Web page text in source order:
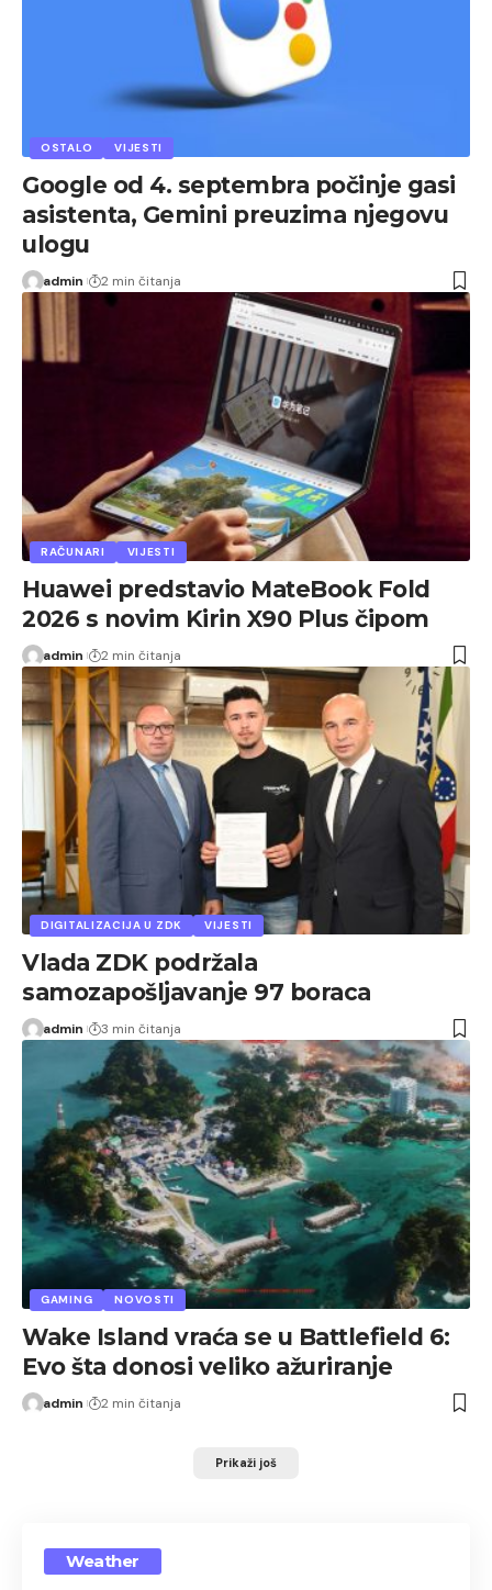
OSTALO VIJESTI
Google od 4. septembra počinje gasi
asistenta, Gemini preuzima njegovu
ulogu
admin 2 min čitanja
RAČUNARI VIJESTI
Huawei predstavio MateBook Fold
2026 s novim Kirin X90 Plus čipom
admin 2 min čitanja
DIGITALIZACIJA U ZDK VIJESTI
Vlada ZDK podržala
samozapošljavanje 97 boraca
admin 3 min čitanja
GAMING NOVOSTI
Wake Island vraća se u Battlefield 6:
Evo šta donosi veliko ažuriranje
admin 2 min čitanja
Prikaži još
Weather